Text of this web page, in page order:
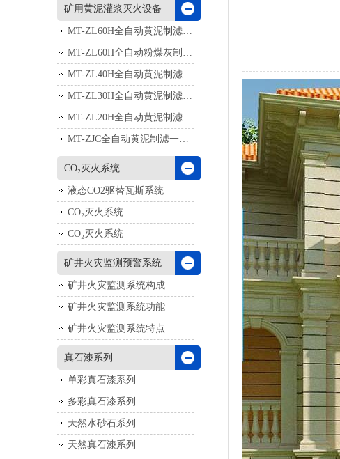
矿用黄泥灌浆灭火设备
MT-ZL60H全自动黄泥制滤一体机
MT-ZL60H全自动粉煤灰制滤一体机
MT-ZL40H全自动黄泥制滤一体机
MT-ZL30H全自动黄泥制滤一体机
MT-ZL20H全自动黄泥制滤一体机
MT-ZJC全自动黄泥制滤一体机
CO₂灭火系统
液态CO2驱替瓦斯系统
CO₂灭火系统
CO₂灭火系统
矿井火灾监测预警系统
矿井火灾监测系统构成
矿井火灾监测系统功能
矿井火灾监测系统特点
真石漆系列
单彩真石漆系列
多彩真石漆系列
天然水砂石系列
天然真石漆系列